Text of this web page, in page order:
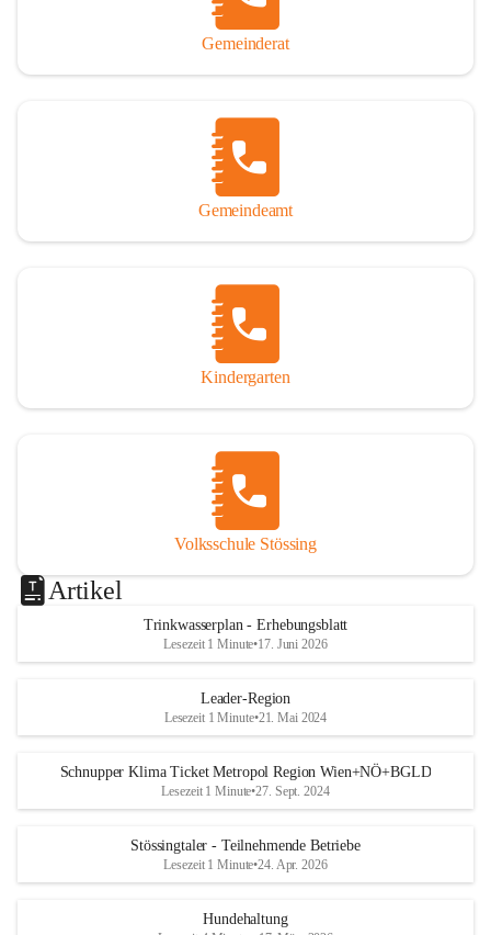
Gemeinderat
Gemeindeamt
Kindergarten
Volksschule Stössing
Artikel
Trinkwasserplan - Erhebungsblatt
Lesezeit 1 Minute•17. Juni 2026
Leader-Region
Lesezeit 1 Minute•21. Mai 2024
Schnupper Klima Ticket Metropol Region Wien+NÖ+BGLD
Lesezeit 1 Minute•27. Sept. 2024
Stössingtaler - Teilnehmende Betriebe
Lesezeit 1 Minute•24. Apr. 2026
Hundehaltung